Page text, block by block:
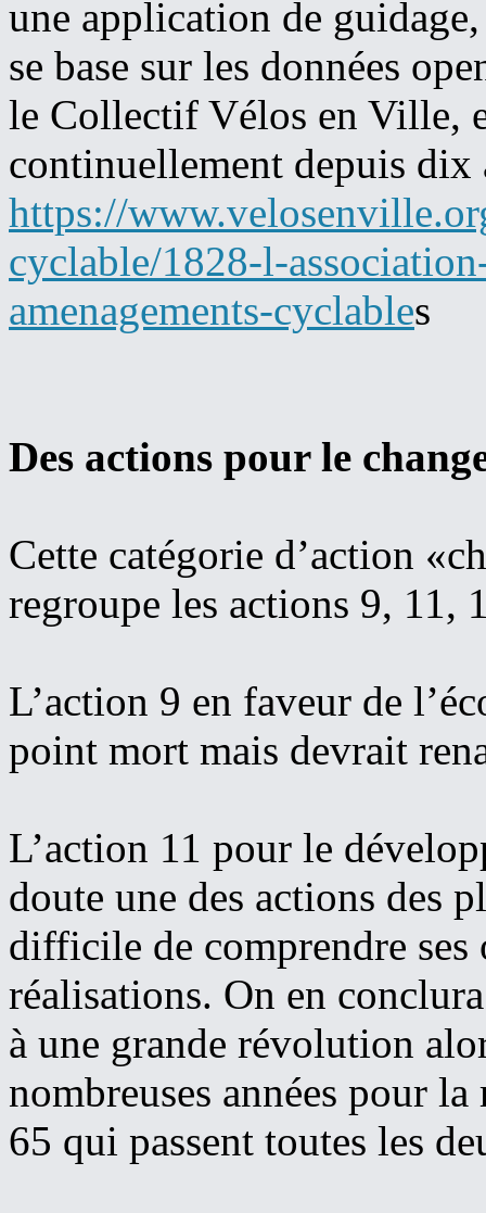
une application de
se base sur les données
le Collectif Vélos en Ville,
continuellement depuis dix
https://
cyclable/1828-l-
amenagements-cyclables
Des actions pour le
Cette catégorie d’action
regroupe les actions 9, 11,
L’action 9 en faveur de
point mort mais devrait
L’action 11 pour le
doute une des actions des
difficile de comprendre
réalisations. On en
à une grande révolution
nombreuses années pour
65 qui passent toutes les